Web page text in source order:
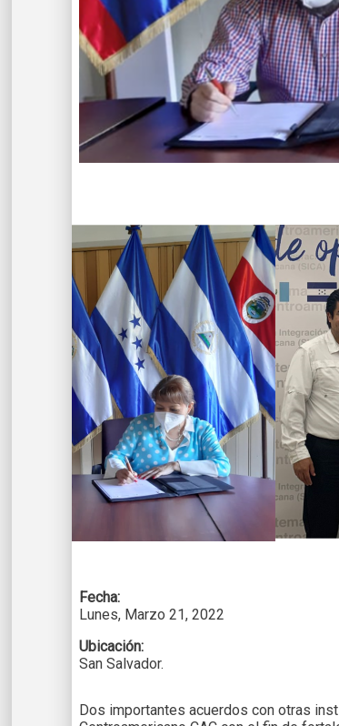
Fecha:
Lunes, Marzo 21, 2022
Ubicación:
San Salvador.
Dos importantes acuerdos con otras